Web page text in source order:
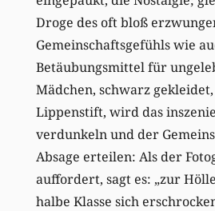
Droge des oft bloß
Gemeinschaftsgefühls wie
Betäubungsmittel für
Mädchen, schwarz
Lippenstift, wird das
verdunkeln und der
Absage erteilen: Als der
auffordert, sagt es: „zur
halbe Klasse sich